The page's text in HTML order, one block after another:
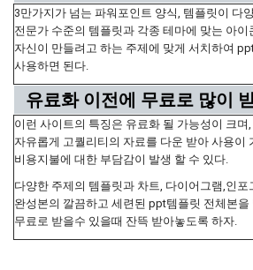
3만가지가 넘는 파워포인트 양식, 템플릿이 다
전문가 수준의 템플릿과 각종 테마에 맞는 아이
자신이 만들려고 하는 주제에 맞게 서치하여
사용하면 된다.
유료화 이전에 무료로 많이
이런 사이트의 특징은 유료화 될 가능성이 크며
자유롭게 고퀄리티의 자료를 다운 받아 사용이
비용지불에 대한 부담감이 발생 할 수 있다.
다양한 주제의 템플릿과 차트, 다이어그램,인포
완성본의 깔끔하고 세련된 ppt템플릿 전체본을
무료로 받을수 있을때 잔뜩 받아놓도록 하자.